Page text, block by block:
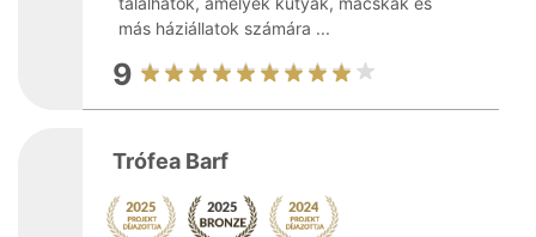
más háziállatok számára ...
9
Trófea Barf